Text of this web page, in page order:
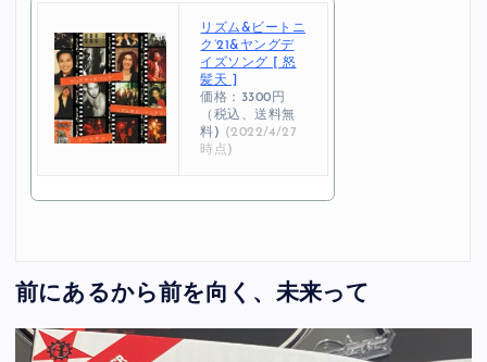
リズム&ビートニ
ク’21&ヤングデ
イズソング [ 怒
髪天 ]
価格：3300円
（税込、送料無
料) (2022/4/27
時点)
前にあるから前を向く、未来って